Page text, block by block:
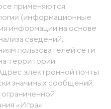
применяются
(информационные
информации на основе
сведений,
пользователей сети
территории
электронной почты
значимых сообщений:
«Игра».